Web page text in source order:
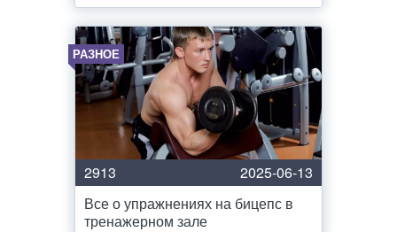
РАЗНОЕ
2913
2025-06-13
Все о упражнениях на бицепс в
тренажерном зале